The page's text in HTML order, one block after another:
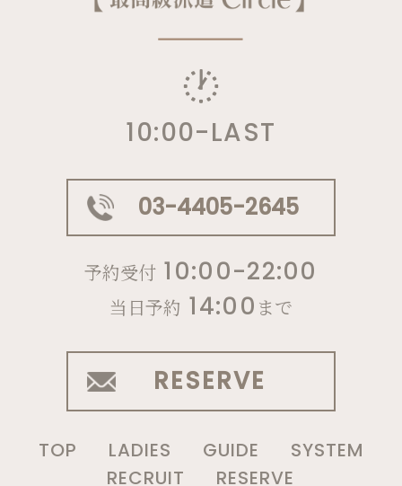
10:00-LAST
03-4405-2645
予約受付 10:00-22:00
当日予約 14:00 まで
RESERVE
TOP LADIES GUIDE
SYSTEM
RECRUIT
RESERVE